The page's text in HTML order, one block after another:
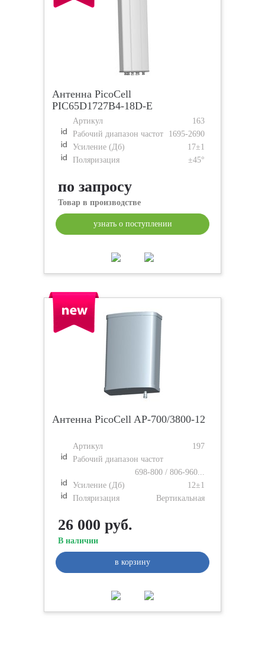
Антенна PicoCell
PIC65D1727B4-18D-E
Артикул
163
Рабочий диапазон частот
1695-2690
Усиление (Дб)
17±1
Поляризация
±45°
по запросу
Товар в производстве
узнать о поступлении
Антенна PicoCell AP-700/3800-12
Артикул
197
Рабочий диапазон частот
698-800 / 806-960...
Усиление (Дб)
12±1
Поляризация
Вертикальная
26 000 руб.
В наличии
в корзину